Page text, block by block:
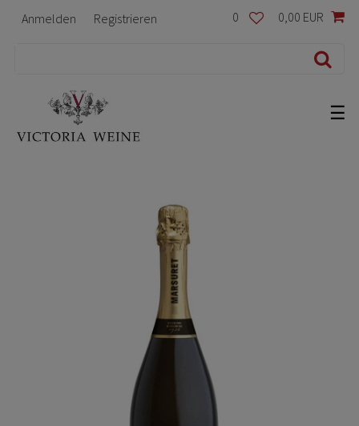
Anmelden Registrieren 0 0,00 EUR
☰